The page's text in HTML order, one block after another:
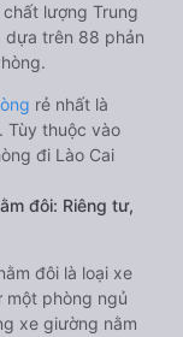
lượng Trung
trên 88 phản
rẻ nhất là
Tùy thuộc vào
đi Lào Cai
đôi: Riêng tư,
đôi là loại xe
một phòng ngủ
xe giường nằm